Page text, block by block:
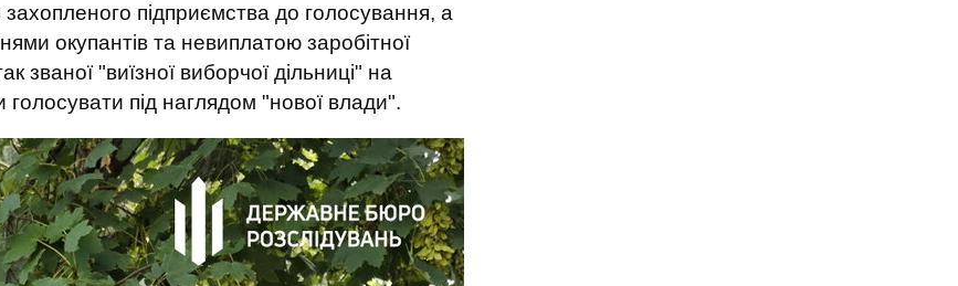
підприємства до голосування, а
окупантів та невиплатою заробітної
званої "виїзної виборчої дільниці" на
під наглядом "нової влади".